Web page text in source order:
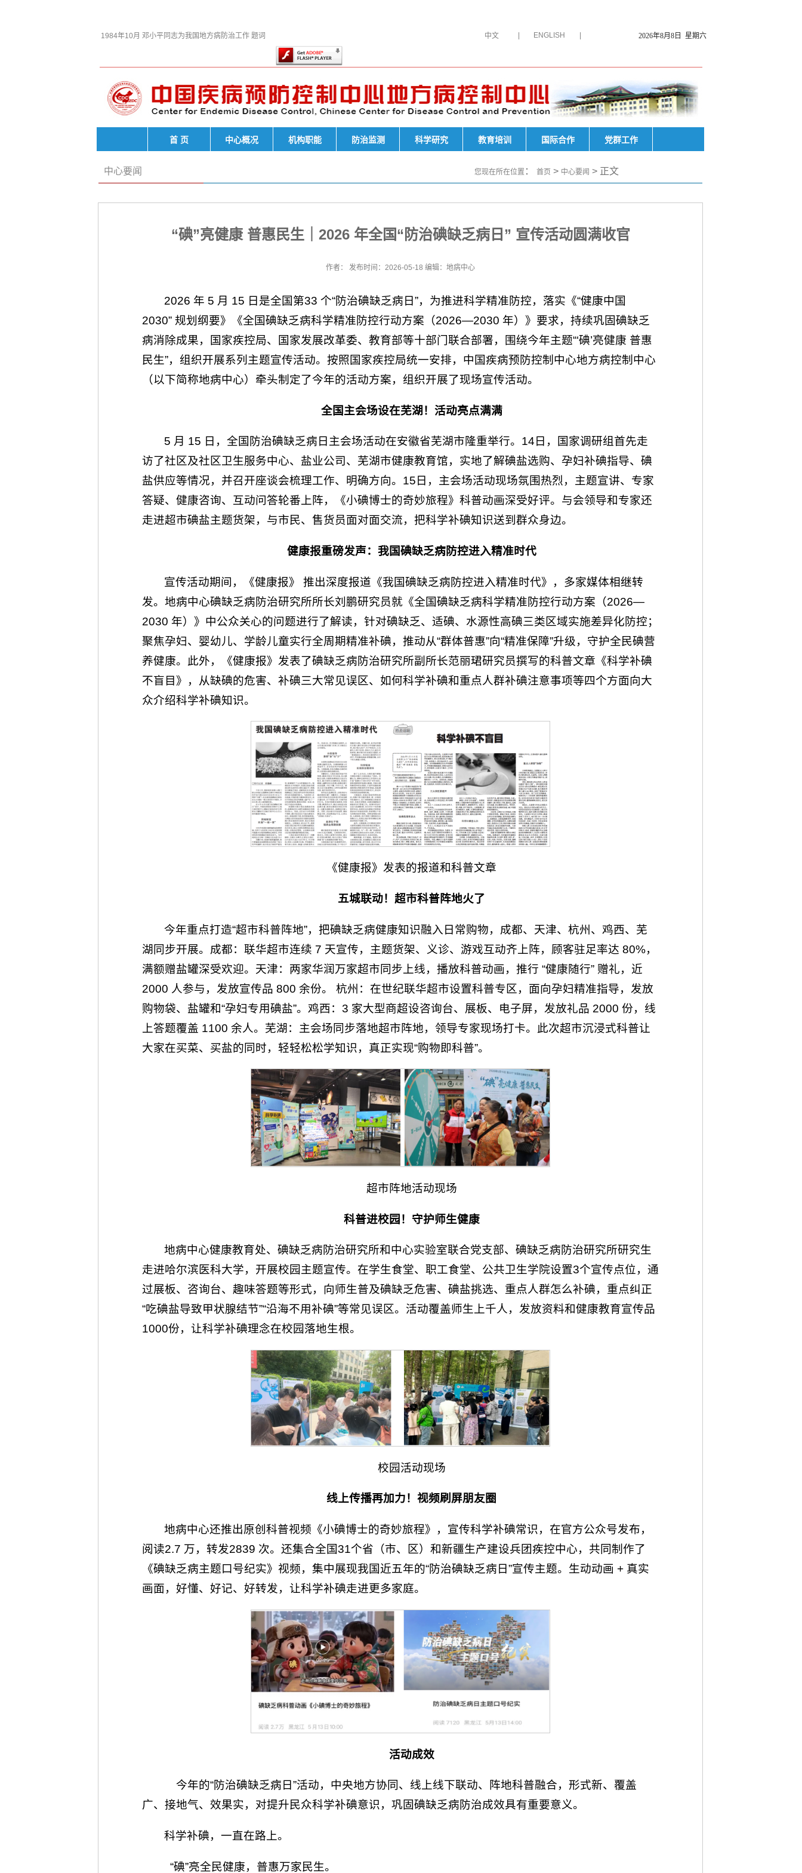
1984年10月 邓小平同志为我国地方病防治工作 题词 中文 ENGLISH 2026年8月8日 星期六
首 页 中心概况 机构职能 防治监测 科学研究 教育培训 国际合作 党群工作
中心要闻 您现在所在位置 ： 首页 > 中心要闻 > 正文
“碘”亮健康 普惠民生｜2026 年全国“防治碘缺乏病日” 宣传活动圆满收官
作者： 发布时间：2026-05-18 编辑：地病中心
2026 年 5 月 15 日是全国第33 个“防治碘缺乏病日”，为推进科学精准防控，落实《“健康中国
2030” 规划纲要》《全国碘缺乏病科学精准防控行动方案（2026—2030 年）》要求，持续巩固碘缺乏
病消除成果，国家疾控局、国家发展改革委、教育部等十部门联合部署，围绕今年主题“‘碘’亮健康 普惠
民生”，组织开展系列主题宣传活动。按照国家疾控局统一安排，中国疾病预防控制中心地方病控制中心
（以下简称地病中心）牵头制定了今年的活动方案，组织开展了现场宣传活动。
全国主会场设在芜湖！活动亮点满满
5 月 15 日，全国防治碘缺乏病日主会场活动在安徽省芜湖市隆重举行。14日，国家调研组首先走
访了社区及社区卫生服务中心、盐业公司、芜湖市健康教育馆，实地了解碘盐选购、孕妇补碘指导、碘
盐供应等情况，并召开座谈会梳理工作、明确方向。15日，主会场活动现场氛围热烈，主题宣讲、专家
答疑、健康咨询、互动问答轮番上阵，《小碘博士的奇妙旅程》科普动画深受好评。与会领导和专家还
走进超市碘盐主题货架，与市民、售货员面对面交流，把科学补碘知识送到群众身边。
健康报重磅发声：我国碘缺乏病防控进入精准时代
宣传活动期间，《健康报》 推出深度报道《我国碘缺乏病防控进入精准时代》，多家媒体相继转
发。地病中心碘缺乏病防治研究所所长刘鹏研究员就《全国碘缺乏病科学精准防控行动方案（2026—
2030 年）》中公众关心的问题进行了解读，针对碘缺乏、适碘、水源性高碘三类区域实施差异化防控；
聚焦孕妇、婴幼儿、学龄儿童实行全周期精准补碘，推动从“群体普惠”向“精准保障”升级，守护全民碘营
养健康。此外，《健康报》发表了碘缺乏病防治研究所副所长范丽珺研究员撰写的科普文章《科学补碘
不盲目》，从缺碘的危害、补碘三大常见误区、如何科学补碘和重点人群补碘注意事项等四个方面向大
众介绍科学补碘知识。
《健康报》发表的报道和科普文章
五城联动！超市科普阵地火了
今年重点打造“超市科普阵地”，把碘缺乏病健康知识融入日常购物，成都、天津、杭州、鸡西、芜
湖同步开展。成都：联华超市连续 7 天宣传，主题货架、义诊、游戏互动齐上阵，顾客驻足率达 80%，
满额赠盐罐深受欢迎。天津：两家华润万家超市同步上线，播放科普动画，推行 “健康随行” 赠礼，近
2000 人参与，发放宣传品 800 余份。 杭州：在世纪联华超市设置科普专区，面向孕妇精准指导，发放
购物袋、盐罐和“孕妇专用碘盐”。鸡西：3 家大型商超设咨询台、展板、电子屏，发放礼品 2000 份，线
上答题覆盖 1100 余人。芜湖：主会场同步落地超市阵地，领导专家现场打卡。此次超市沉浸式科普让
大家在买菜、买盐的同时，轻轻松松学知识，真正实现“购物即科普”。
超市阵地活动现场
科普进校园！守护师生健康
地病中心健康教育处、碘缺乏病防治研究所和中心实验室联合党支部、碘缺乏病防治研究所研究生
走进哈尔滨医科大学，开展校园主题宣传。在学生食堂、职工食堂、公共卫生学院设置3个宣传点位，通
过展板、咨询台、趣味答题等形式，向师生普及碘缺乏危害、碘盐挑选、重点人群怎么补碘，重点纠正
“吃碘盐导致甲状腺结节”“沿海不用补碘”等常见误区。活动覆盖师生上千人，发放资料和健康教育宣传品
1000份，让科学补碘理念在校园落地生根。
校园活动现场
线上传播再加力！视频刷屏朋友圈
地病中心还推出原创科普视频《小碘博士的奇妙旅程》，宣传科学补碘常识，在官方公众号发布，
阅读2.7 万，转发2839 次。还集合全国31个省（市、区）和新疆生产建设兵团疾控中心，共同制作了
《碘缺乏病主题口号纪实》视频，集中展现我国近五年的“防治碘缺乏病日”宣传主题。生动动画 + 真实
画面，好懂、好记、好转发，让科学补碘走进更多家庭。
活动成效
今年的“防治碘缺乏病日”活动，中央地方协同、线上线下联动、阵地科普融合，形式新、覆盖
广、接地气、效果实，对提升民众科学补碘意识，巩固碘缺乏病防治成效具有重要意义。
科学补碘，一直在路上。
“碘”亮全民健康，普惠万家民生。